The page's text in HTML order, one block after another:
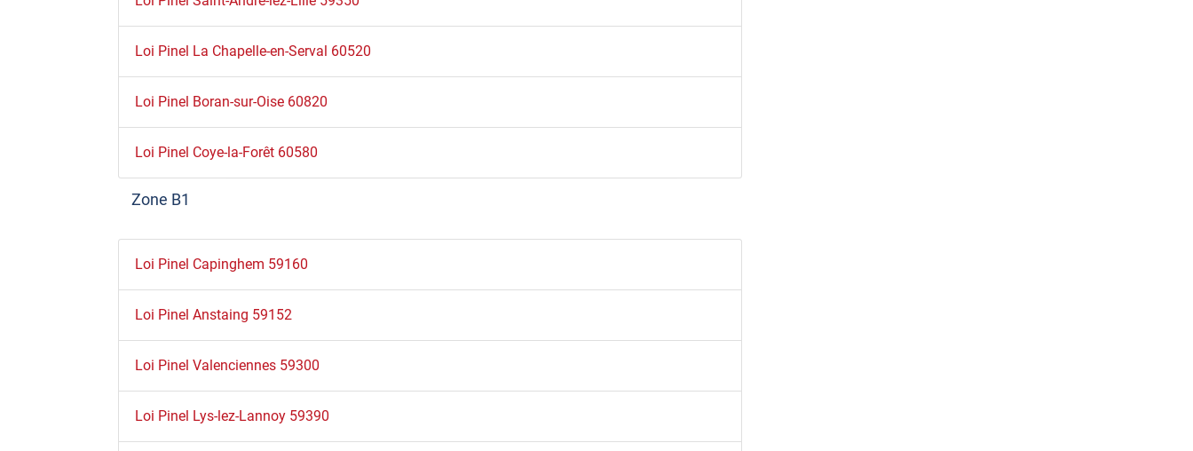
Loi Pinel La Chapelle-en-Serval 60520
Loi Pinel Boran-sur-Oise 60820
Loi Pinel Coye-la-Forêt 60580
Zone B1
Loi Pinel Capinghem 59160
Loi Pinel Anstaing 59152
Loi Pinel Valenciennes 59300
Loi Pinel Lys-lez-Lannoy 59390